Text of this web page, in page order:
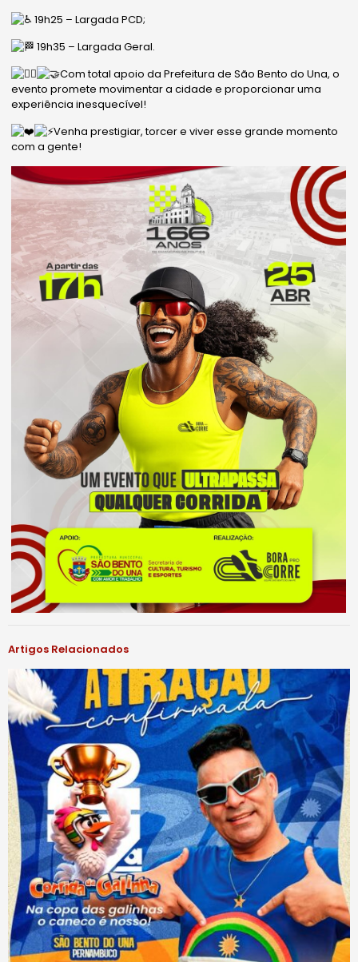
19h25 – Largada PCD;
19h35 – Largada Geral.
Com total apoio da Prefeitura de São Bento do Una, o
evento promete movimentar a cidade e proporcionar uma
experiência inesquecível!
Venha prestigiar, torcer e viver esse grande momento
com a gente!
Artigos Relacionados